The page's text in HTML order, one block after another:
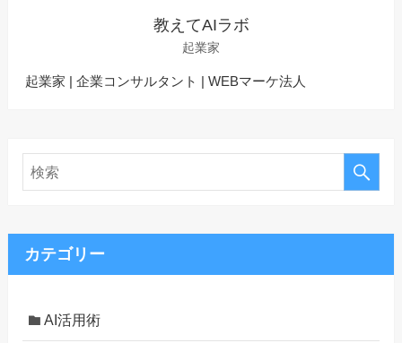
教えてAIラボ
起業家
起業家 | 企業コンサルタント | WEBマーケ法人
カテゴリー
AI活用術